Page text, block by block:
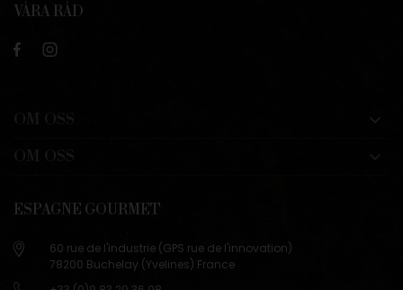
VÅRA RÅD
ESPAGNE GOURMET
60 rue de l'industrie (GPS rue de l'innovation)
78200 Buchelay (Yvelines) France